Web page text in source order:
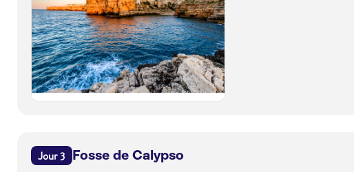
Jour 3 Fosse de Calypso